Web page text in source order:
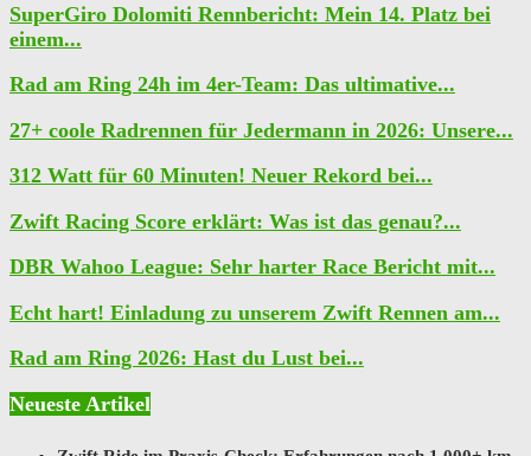
SuperGiro Dolomiti Rennbericht: Mein 14. Platz bei
einem...
Rad am Ring 24h im 4er-Team: Das ultimative...
27+ coole Radrennen für Jedermann in 2026: Unsere...
312 Watt für 60 Minuten! Neuer Rekord bei...
Zwift Racing Score erklärt: Was ist das genau?...
DBR Wahoo League: Sehr harter Race Bericht mit...
Echt hart! Einladung zu unserem Zwift Rennen am...
Rad am Ring 2026: Hast du Lust bei...
Neueste Artikel